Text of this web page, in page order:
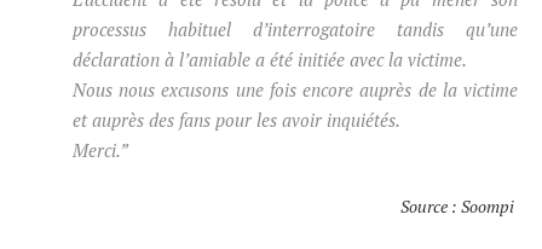
processus habituel d’interrogatoire tandis qu’une
déclaration à l’amiable a été initiée avec la victime.
Nous nous excusons une fois encore auprès de la victime
et auprès des fans pour les avoir inquiétés.
Merci.”
Source : Soompi